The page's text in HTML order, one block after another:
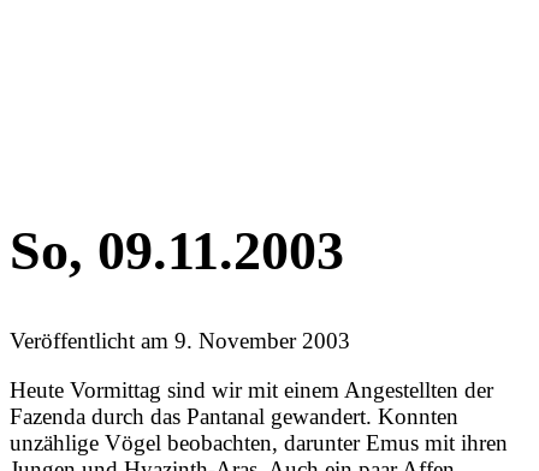
So, 09.11.2003
Veröffentlicht am 9. November 2003
Heute Vormittag sind wir mit einem Angestellten der
Fazenda durch das Pantanal gewandert. Konnten
unzählige Vögel beobachten, darunter Emus mit ihren